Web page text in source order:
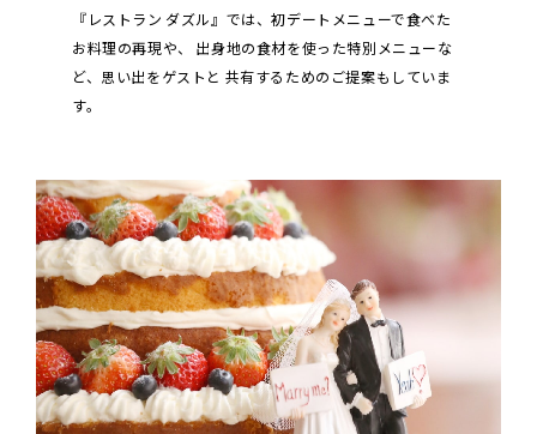
『レストラン ダズル』では、初デートメニューで食べた
お料理の再現や、
出身地の食材を使った特別メニューな
ど、思い出をゲストと 共有するためのご提案もしていま
す。